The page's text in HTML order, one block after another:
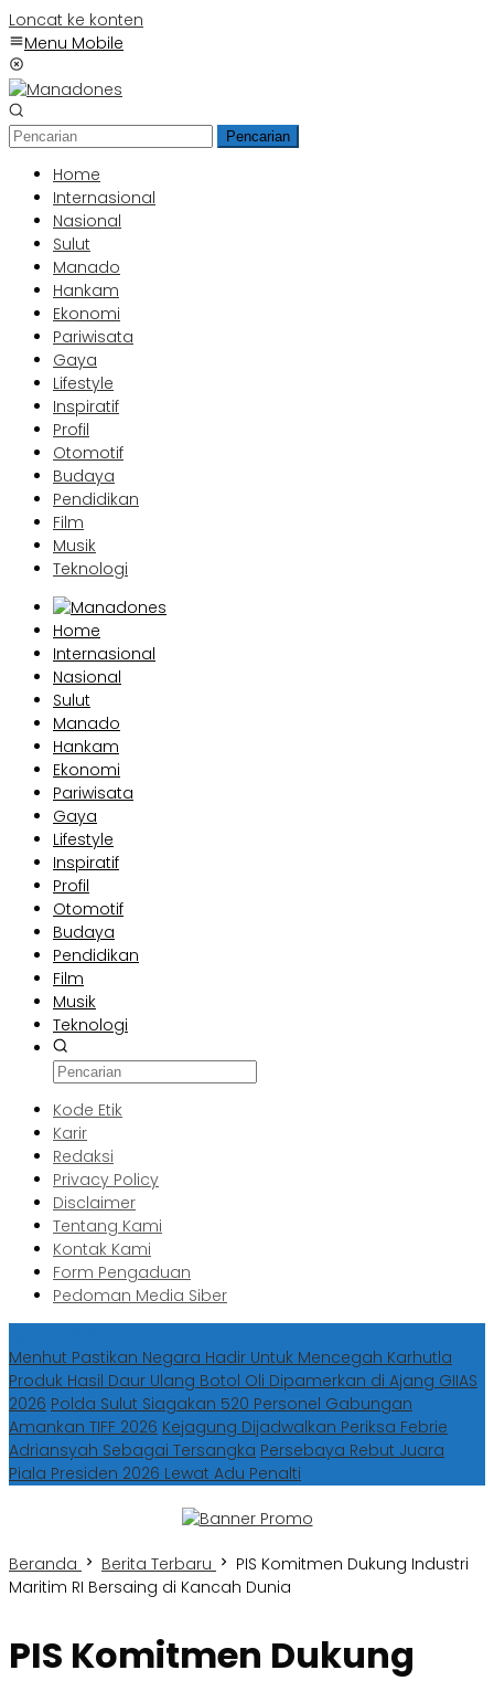
Loncat ke konten
Menu Mobile
Pencarian
Home
Internasional
Nasional
Sulut
Manado
Hankam
Ekonomi
Pariwisata
Gaya
Lifestyle
Inspiratif
Profil
Otomotif
Budaya
Pendidikan
Film
Musik
Teknologi
Home
Internasional
Nasional
Sulut
Manado
Hankam
Ekonomi
Pariwisata
Gaya
Lifestyle
Inspiratif
Profil
Otomotif
Budaya
Pendidikan
Film
Musik
Teknologi
Kode Etik
Karir
Redaksi
Privacy Policy
Disclaimer
Tentang Kami
Kontak Kami
Form Pengaduan
Pedoman Media Siber
Menhut Pastikan Negara Hadir Untuk Mencegah Karhutla
Produk Hasil Daur Ulang Botol Oli Dipamerkan di Ajang GIIAS
2026 Polda Sulut Siagakan 520 Personel Gabungan
Amankan TIFF 2026 Kejagung Dijadwalkan Periksa Febrie
Adriansyah Sebagai Tersangka Persebaya Rebut Juara
Piala Presiden 2026 Lewat Adu Penalti
Beranda Berita Terbaru
PIS Komitmen Dukung Industri
Maritim RI Bersaing di Kancah Dunia
PIS Komitmen Dukung